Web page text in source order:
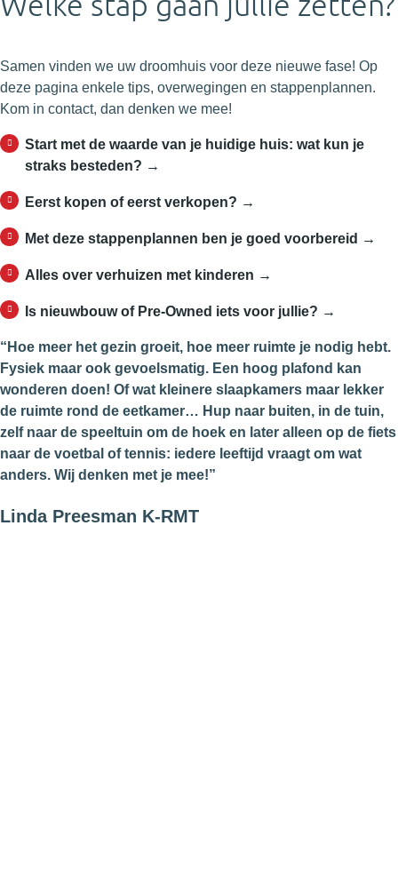
Samen vinden we uw droomhuis voor deze nieuwe fase! Op
deze pagina enkele tips, overwegingen en stappenplannen.
Kom in contact, dan denken we mee!
Start met de waarde van je huidige huis: wat kun je
straks besteden? →
Eerst kopen of eerst verkopen? →
Met deze stappenplannen ben je goed voorbereid →
Alles over verhuizen met kinderen →
Is nieuwbouw of Pre-Owned iets voor jullie? →
“Hoe meer het gezin groeit, hoe meer ruimte je nodig hebt.
Fysiek maar ook gevoelsmatig. Een hoog plafond kan
wonderen doen! Of wat kleinere slaapkamers maar lekker
de ruimte rond de eetkamer… Hup naar buiten, in de tuin,
zelf naar de speeltuin om de hoek en later alleen op de fiets
naar de voetbal of tennis: iedere leeftijd vraagt om wat
anders. Wij denken met je mee!”
Linda Preesman K-RMT